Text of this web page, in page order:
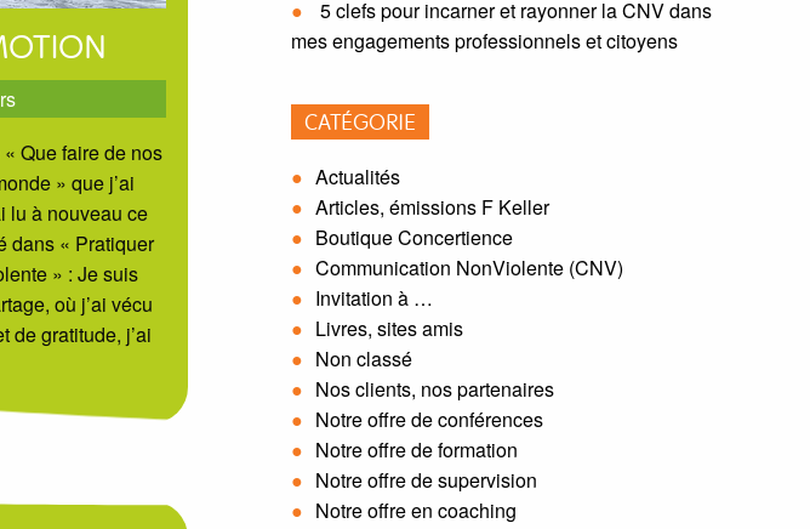
Que faire de nos
» que j’ai
lu à nouveau ce
dans « Pratiquer
» : Je suis
où j’ai vécu
de gratitude, j’ai
5 clefs pour incarner et rayonner la CNV dans
mes engagements professionnels et citoyens
CATÉGORIE
Actualités
Articles, émissions F Keller
Boutique Concertience
Communication NonViolente (CNV)
Invitation à …
Livres, sites amis
Non classé
Nos clients, nos partenaires
Notre offre de conférences
Notre offre de formation
Notre offre de supervision
Notre offre en coaching